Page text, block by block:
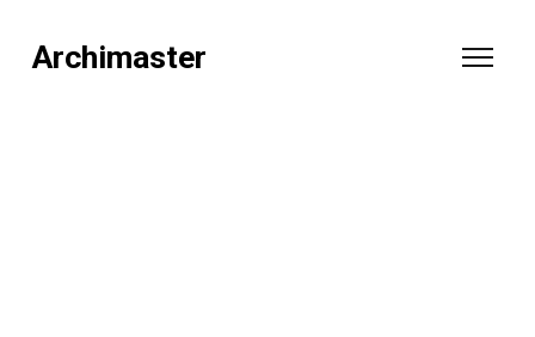
Archimaster